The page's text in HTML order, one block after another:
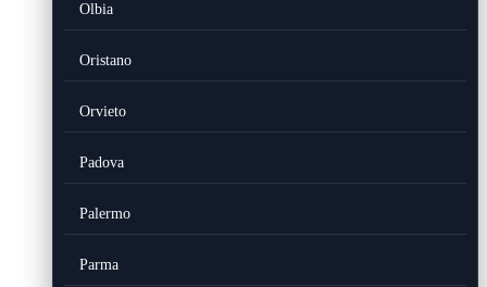
Olbia
Oristano
Orvieto
Padova
Palermo
Parma